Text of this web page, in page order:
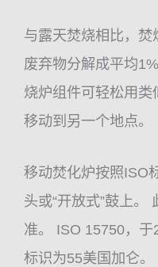
与露天焚烧相比，
废弃物分解成平均
烧炉组件可轻松用
移动到另一个地点。
移动焚化炉按照ISO
头或“开放式”鼓上。
准。 ISO 15750，
标识为55美国加仑。